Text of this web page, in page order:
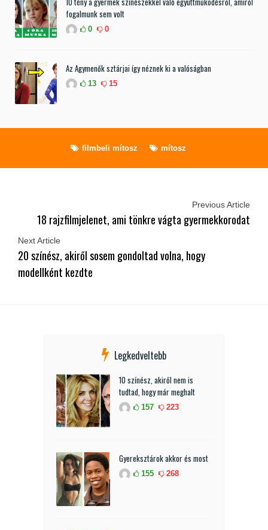
fogalmunk sem volt
0 0
Az Agymenők sztárjai így néznek ki a valóságban
13 15
filmbeli mítosz mítosz
Previous Article
18 rajzfilmjelenet, ami tönkre vágta gyermekkorodat
Next Article
20 színész, akiről sosem gondoltad volna, hogy
modellként kezdte
Legkedveltebb
10 színész, akiről nem is
tudtad, hogy már meghalt
157 223
Gyereksztárok akkor és most
155 268